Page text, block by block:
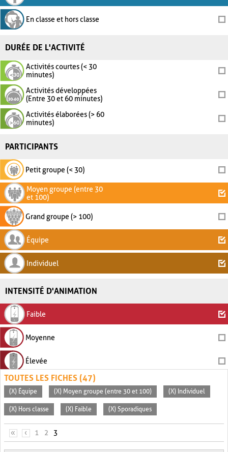
En classe et hors classe
DURÉE DE L'ACTIVITÉ
Activités courtes (< 30
minutes)
Activités développées
(Entre 30 et 60 minutes)
Activités élaborées (> 60
minutes)
PARTICIPANTS
Petit groupe (< 30)
Moyen groupe (entre 30
et 100)
Grand groupe (> 100)
Équipe
Individuel
INTENSITÉ D'ANIMATION
Faible
Moyenne
Élevée
TOUTES LES FICHES (47)
(X) Équipe (X) Moyen groupe (entre 30 et 100) (X) Individuel
(X) Hors classe (X) Faible (X) Sporadiques
PAGES
« ‹ 1 2 3